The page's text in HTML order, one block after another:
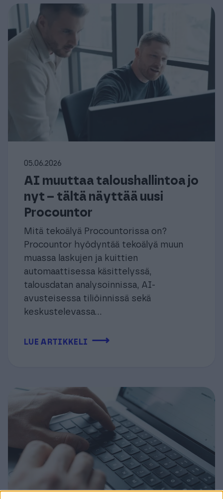
05.06.2026
AI muuttaa taloushallintoa jo
nyt – tältä näyttää uusi
Procountor
Mitä tekoälyä Procountorissa on?
Procountor hyödyntää tekoälyä muun
muassa laskujen ja kuittien
automaattisessa käsittelyssä,
talousdatan analysoinnissa, AI-
avusteisessa tiliöinnissä sekä
keskustelevassa...
LUE ARTIKKELI ⟶